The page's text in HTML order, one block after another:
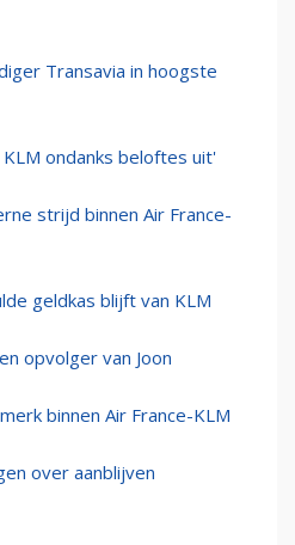
Transavia in hoogste
ondanks beloftes uit'
strijd binnen Air France-
geldkas blijft van KLM
opvolger van Joon
binnen Air France-KLM
over aanblijven